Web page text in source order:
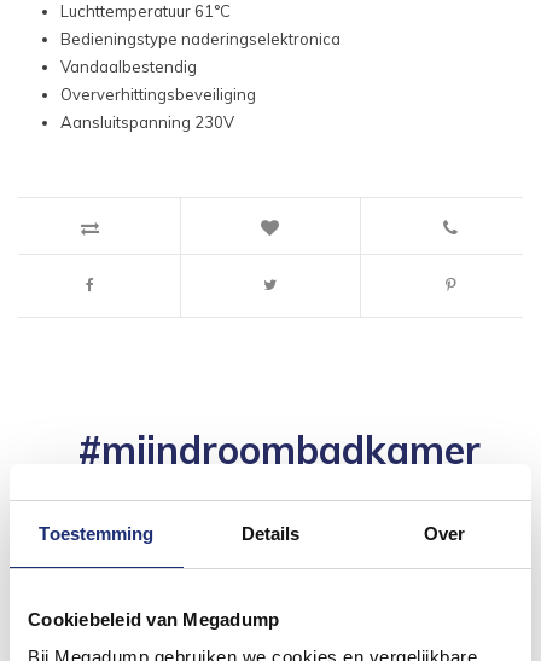
Toestemming Details Over
Cookiebeleid van Megadump
Bij Megadump gebruiken we cookies en vergelijkbare
Luchttemperatuur 61°C
Bedieningstype naderingselektronica
Vandaalbestendig
Oververhittingsbeveiliging
Aansluitspanning 230V
#mijndroombadkamer
en tag @megadumpnl. Samen bouwen we een
inspirerende omgeving vol met unieke
badkamerstijlen. Doe je mee?